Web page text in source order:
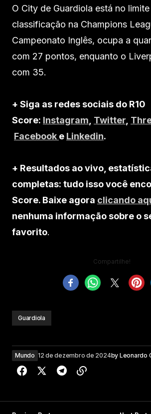
O City de Guardiola está no
classificação na Champions
Campeonato Inglês, ocupa a
com 27 pontos, enquanto o
com 35.
+ Siga as redes sociais do R10
Score: Instagram Twitter
Facebook e Linkedin.
+ Resultados ao vivo,
completas: tudo isso você
Score. Baixe agora clicando
nenhuma informação sobre o
favorito.
Compartilhe!
Guardiola
Mundo 12 de dezembro de 2024by Leonardo